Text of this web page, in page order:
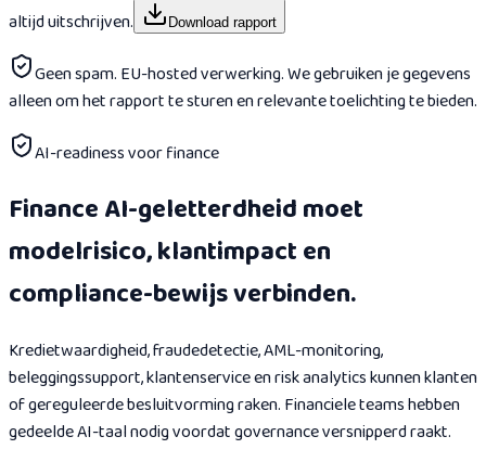
altijd uitschrijven.
Download rapport
Geen spam. EU-hosted verwerking. We gebruiken je gegevens
alleen om het rapport te sturen en relevante toelichting te bieden.
AI-readiness voor finance
Finance AI-geletterdheid moet
modelrisico, klantimpact en
compliance-bewijs verbinden.
Kredietwaardigheid, fraudedetectie, AML-monitoring,
beleggingssupport, klantenservice en risk analytics kunnen klanten
of gereguleerde besluitvorming raken. Financiele teams hebben
gedeelde AI-taal nodig voordat governance versnipperd raakt.